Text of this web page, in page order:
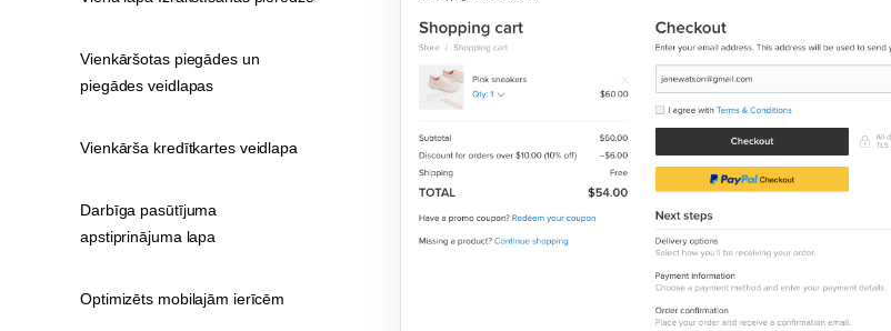
Vienkāršotas piegādes un
piegādes veidlapas
Vienkārša kredītkartes veidlapa
Darbīga pasūtījuma
apstiprinājuma lapa
Optimizēts mobilajām ierīcēm